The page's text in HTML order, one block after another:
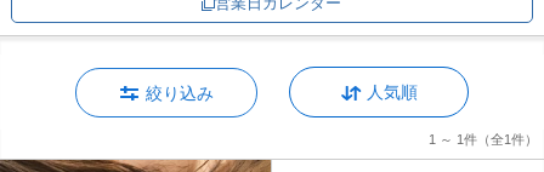
絞り込み 人気順
1 ～ 1件 （全1件）